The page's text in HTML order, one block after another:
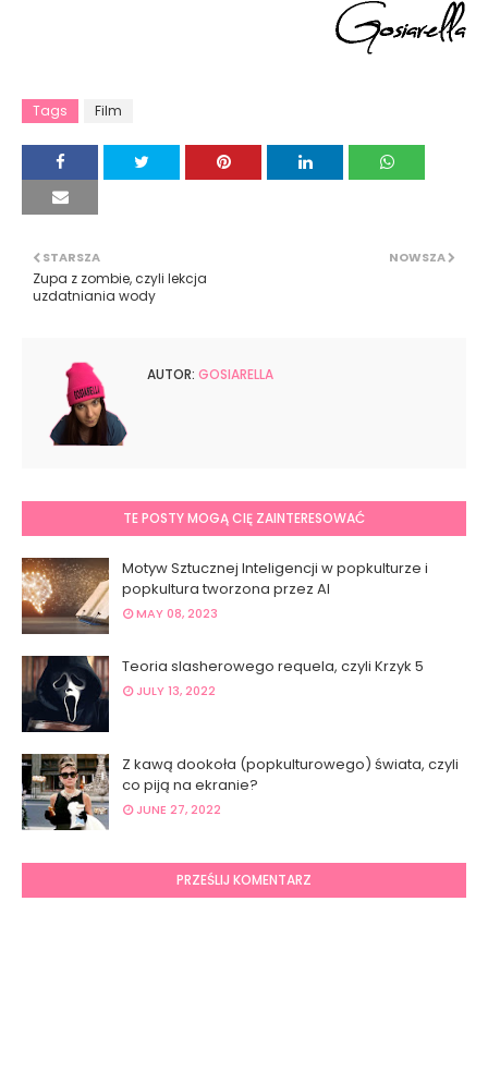
Tags Film
NOWSZA
STARSZA
Zupa z zombie, czyli lekcja
uzdatniania wody
AUTOR: GOSIARELLA
TE POSTY MOGĄ CIĘ ZAINTERESOWAĆ
Motyw Sztucznej Inteligencji w popkulturze i
popkultura tworzona przez AI
MAY 08, 2023
Teoria slasherowego requela, czyli Krzyk 5
JULY 13, 2022
Z kawą dookoła (popkulturowego) świata, czyli
co piją na ekranie?
JUNE 27, 2022
PRZEŚLIJ KOMENTARZ